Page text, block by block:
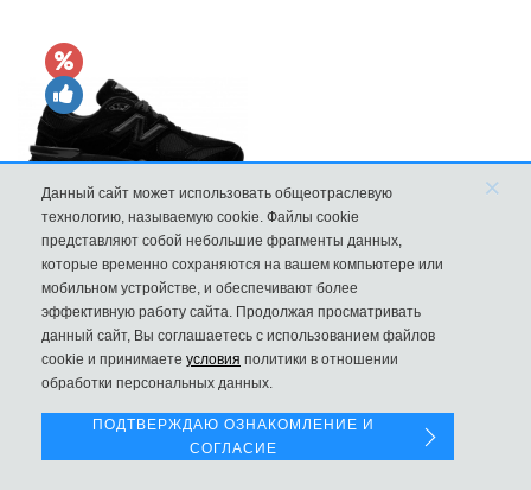
Кроссовки New Balance 9060 Triple Black
10570
Данный сайт может использовать общеотраслевую
технологию, называемую cookie. Файлы cookie
представляют собой небольшие фрагменты данных,
которые временно сохраняются на вашем компьютере или
мобильном устройстве, и обеспечивают более
эффективную работу сайта. Продолжая просматривать
данный сайт, Вы соглашаетесь с использованием файлов
cookie и принимаете условия политики в отношении
обработки персональных данных.
×
ПОДТВЕРЖДАЮ ОЗНАКОМЛЕНИЕ И
СОГЛАСИЕ